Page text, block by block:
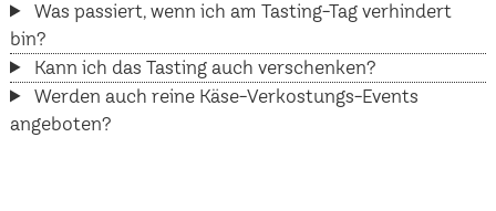
Was passiert, wenn ich am Tasting-Tag verhindert
bin?
Kann ich das Tasting auch verschenken?
Werden auch reine Käse-Verkostungs-Events
angeboten?